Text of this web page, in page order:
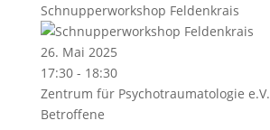
Schnupperworkshop Feldenkrais
26. Mai 2025
17:30 - 18:30
Zentrum für Psychotraumatologie e.V.
Betroffene